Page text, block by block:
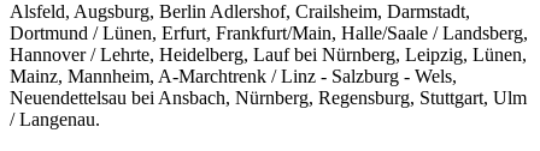
Alsfeld, Augsburg, Berlin Adlershof, Crailsheim, Darmstadt,
Dortmund / Lünen, Erfurt, Frankfurt/Main, Halle/Saale / Landsberg,
Hannover / Lehrte, Heidelberg, Lauf bei Nürnberg, Leipzig, Lünen,
Mainz, Mannheim, A-Marchtrenk / Linz - Salzburg - Wels,
Neuendettelsau bei Ansbach, Nürnberg, Regensburg, Stuttgart, Ulm
/ Langenau.